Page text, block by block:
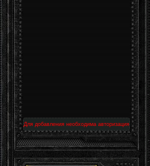
Для добавления необходима авторизация